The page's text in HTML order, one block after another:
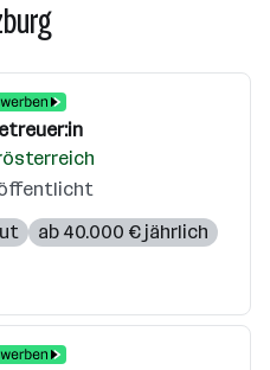
ab 40.000 € jährlich